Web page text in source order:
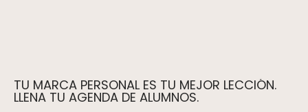
TU MARCA PERSONAL ES TU MEJOR LECCIÓN.
LLENA TU AGENDA DE ALUMNOS.